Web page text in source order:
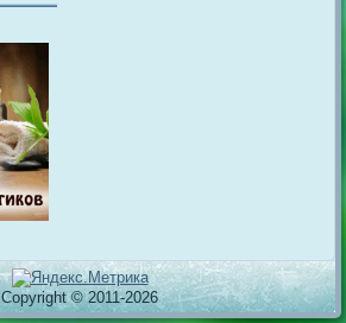
Copyright © 2011-2026